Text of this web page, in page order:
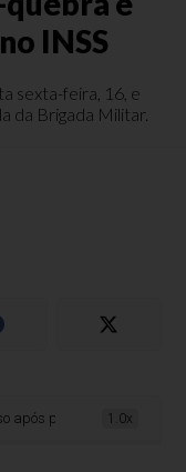
INSS
sexta-feira, 16, e
da Brigada Militar.
promover quebra-
1.0x